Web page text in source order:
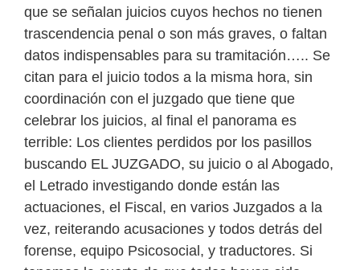
que se señalan juicios cuyos hechos no tienen
trascendencia penal o son más graves, o faltan
datos indispensables para su tramitación….. Se
citan para el juicio todos a la misma hora, sin
coordinación con el juzgado que tiene que
celebrar los juicios, al final el panorama es
terrible: Los clientes perdidos por los pasillos
buscando EL JUZGADO, su juicio o al Abogado,
el Letrado investigando donde están las
actuaciones, el Fiscal, en varios Juzgados a la
vez, reiterando acusaciones y todos detrás del
forense, equipo Psicosocial, y traductores. Si